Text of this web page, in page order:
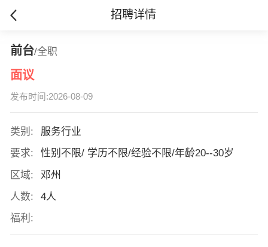
招聘详情
前台/全职
面议
发布时间:2026-08-09
类别:
服务行业
要求:
性别不限/ 学历不限/经验不限/年龄20--30岁
区域:
邓州
人数:
4人
福利: